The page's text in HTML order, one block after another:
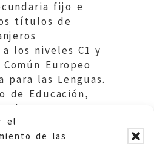
el
de las
fijo e
títulos de
los niveles C1 y
Europeo
para las Lenguas.
de Educación,
y Deporte.